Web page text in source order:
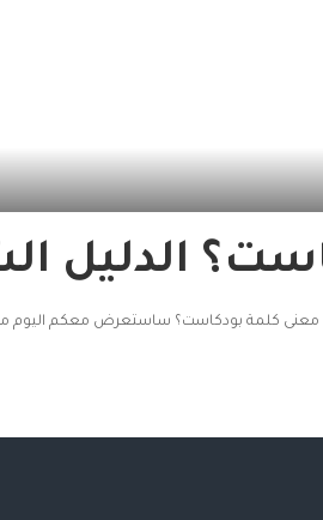
الدليل
معنى كلمة بودكاست؟ ساستعرض معكم اليوم